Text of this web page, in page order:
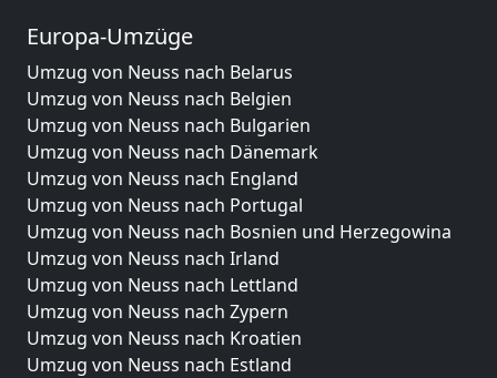
Europa-Umzüge
Umzug von Neuss nach Belarus
Umzug von Neuss nach Belgien
Umzug von Neuss nach Bulgarien
Umzug von Neuss nach Dänemark
Umzug von Neuss nach England
Umzug von Neuss nach Portugal
Umzug von Neuss nach Bosnien und Herzegowina
Umzug von Neuss nach Irland
Umzug von Neuss nach Lettland
Umzug von Neuss nach Zypern
Umzug von Neuss nach Kroatien
Umzug von Neuss nach Estland